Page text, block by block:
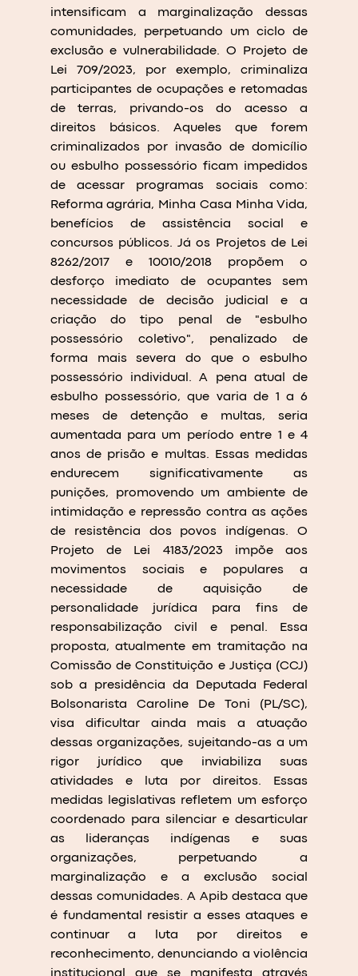
intensificam a marginalização dessas
comunidades, perpetuando um ciclo de
exclusão e vulnerabilidade. O Projeto de
Lei 709/2023, por exemplo, criminaliza
participantes de ocupações e retomadas
de terras, privando-os do acesso a
direitos básicos. Aqueles que forem
criminalizados por invasão de domicílio
ou esbulho possessório ficam impedidos
de acessar programas sociais como:
Reforma agrária, Minha Casa Minha Vida,
benefícios de assistência social e
concursos públicos. Já os Projetos de Lei
8262/2017 e 10010/2018 propõem o
desforço imediato de ocupantes sem
necessidade de decisão judicial e a
criação do tipo penal de "esbulho
possessório coletivo", penalizado de
forma mais severa do que o esbulho
possessório individual. A pena atual de
esbulho possessório, que varia de 1 a 6
meses de detenção e multas, seria
aumentada para um período entre 1 e 4
anos de prisão e multas. Essas medidas
endurecem significativamente as
punições, promovendo um ambiente de
intimidação e repressão contra as ações
de resistência dos povos indígenas. O
Projeto de Lei 4183/2023 impõe aos
movimentos sociais e populares a
necessidade de aquisição de
personalidade jurídica para fins de
responsabilização civil e penal. Essa
proposta, atualmente em tramitação na
Comissão de Constituição e Justiça (CCJ)
sob a presidência da Deputada Federal
Bolsonarista Caroline De Toni (PL/SC),
visa dificultar ainda mais a atuação
dessas organizações, sujeitando-as a um
rigor jurídico que inviabiliza suas
atividades e luta por direitos. Essas
medidas legislativas refletem um esforço
coordenado para silenciar e desarticular
as lideranças indígenas e suas
organizações, perpetuando a
marginalização e a exclusão social
dessas comunidades. A Apib destaca que
é fundamental resistir a esses ataques e
continuar a luta por direitos e
reconhecimento, denunciando a violência
institucional que se manifesta através